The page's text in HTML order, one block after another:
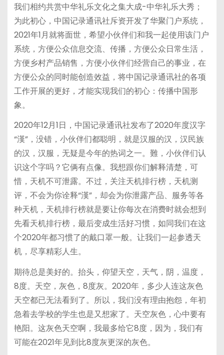
我们相约共赏中华礼乐文化之集大成-中华礼乐大秀；
为此初心，中国记录通讯社斥资开发了华聚门户系统，
2021年1月就将面世，希望小伙伴们和我一起使用该门户
系统，方便公众信息交流、传播，方便公众日常生活，
方便乡村产品销售，方便小伙伴们经营自己的事业，在
方便公众的同时能创造效益，将中国记录通讯社的各项
工作开展的更好，才能实现我们的初心：传播中国形
象。
2020年12月1日，中国记录通讯社发布了2020年度汉字
“漢”，没错，小伙伴们都聪明，就是汉服的汉，汉民族
的汉，汉服，无疑是今年的热词之一。難，小伙伴们认
识这个字吗？它俩有点像。我想跟你们解释清楚，可
惜，天机不可泄露。不过，关注天机排行榜，天机测
评，不会为你诠释“漢”，却会为你泄露产品、服务等各
种天机，天机排行榜就是要让你每次在消费时就会想到
先看天机排行榜，最后变成生活好习惯，如同我们在这
个2020年都习惯了的戴口罩一般。让我们一起参透天
机，尽享精彩人生。
期待总是美好的。抬头，仰望天空，天气，阴，温度，
8度。天空，灰色，8度灰。2020年，多少人连这灰色
天空都已无法看到了。所以，我们没有理由抱怨，年初
急着去学校的学生也是又想家了。天空灰色，心中要有
艳阳。这灰色天空啊，我最多给它8度，因为，我们有
可能在2021年见到比8度灰更深的灰色。